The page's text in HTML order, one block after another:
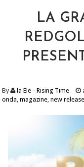
LA
By la Ele - Rising Time
onda,magazine,new release